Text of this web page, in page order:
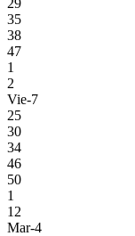
35
38
47
1
2
Vie-7
25
30
34
46
50
1
12
Mar-4